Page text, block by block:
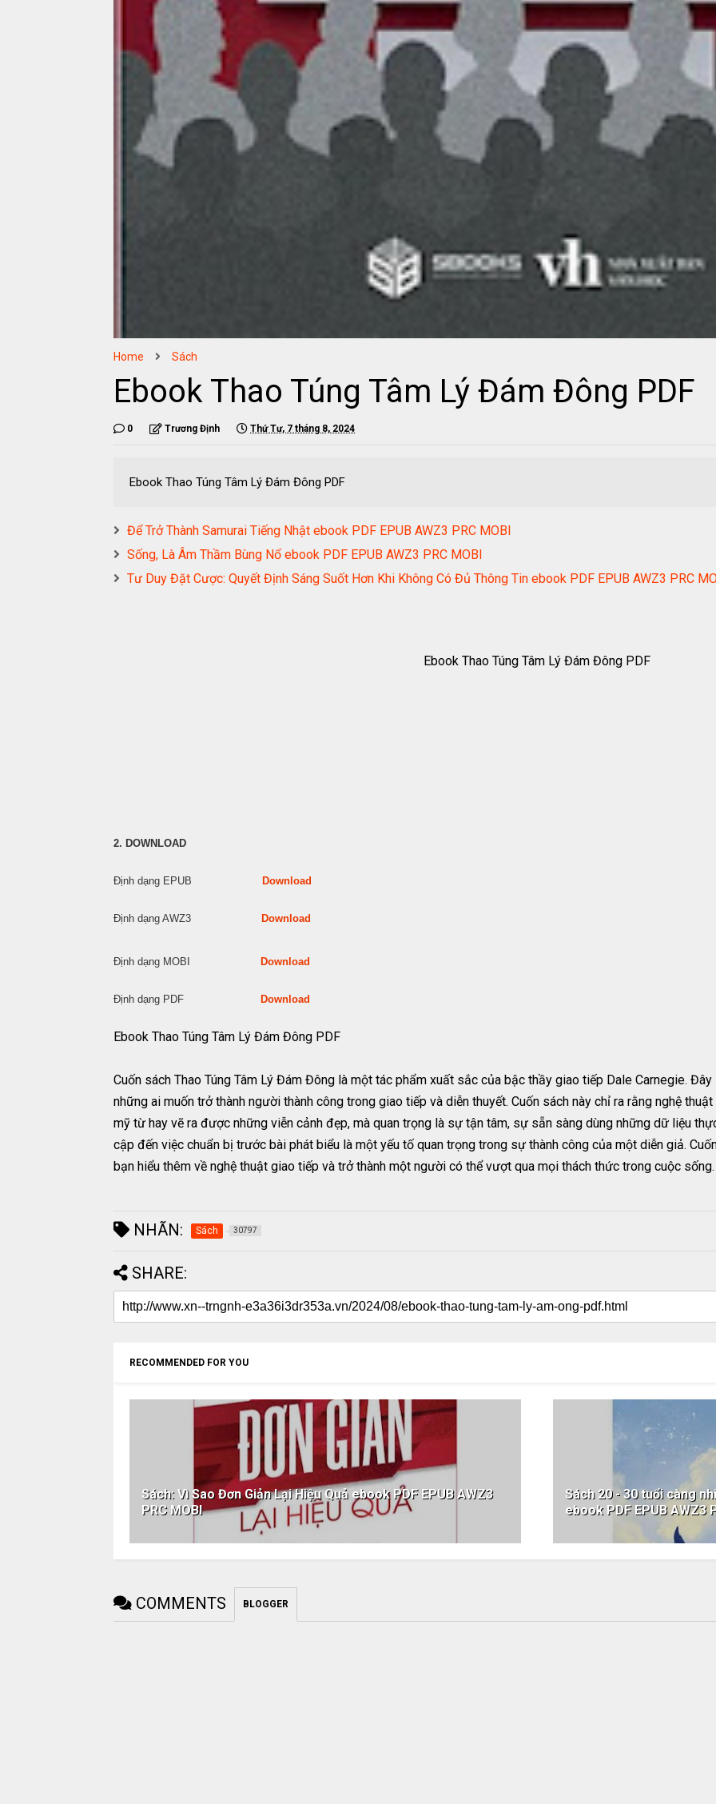
Home Sách
Ebook Thao Túng Tâm Lý Đám Đông PDF
0 Trương Định Thứ Tư, 7 tháng 8, 2024
Ebook Thao Túng Tâm Lý Đám Đông PDF
Để Trở Thành Samurai Tiếng Nhật ebook PDF EPUB AWZ3 PRC MOBI
Sống, Là Âm Thầm Bùng Nổ ebook PDF EPUB AWZ3 PRC MOBI
Tư Duy Đặt Cược: Quyết Định Sáng Suốt Hơn Khi Không Có Đủ Thông Tin ebook PDF EPUB AWZ3 PRC
Ebook Thao Túng Tâm Lý Đám Đông PDF
2. DOWNLOAD
Định dạng EPUB Download
Định dạng AWZ3 Download
Định dạng MOBI Download
Định dạng PDF Download
Ebook Thao Túng Tâm Lý Đám Đông PDF
Cuốn sách Thao Túng Tâm Lý Đám Đông là một tác phẩm xuất sắc của bậc thầy giao tiếp Dale Carnegie.
những ai muốn trở thành người thành công trong giao tiếp và diễn thuyết. Cuốn sách này chỉ ra rằng nghệ
mỹ từ hay vẽ ra được những viễn cảnh đẹp, mà quan trọng là sự tận tâm, sự sẵn sàng dùng những dữ liệu
cập đến việc chuẩn bị trước bài phát biểu là một yếu tố quan trọng trong sự thành công của một diễn giả.
bạn hiểu thêm về nghệ thuật giao tiếp và trở thành một người có thể vượt qua mọi thách thức trong cuộc sống.
NHÃN: Sách 30797
SHARE:
RECOMMENDED FOR YOU
Sách: Vì Sao Đơn Giản Lại Hiệu Quả ebook PDF EPUB AWZ3
PRC MOBI
Sách 20 - 30 tuổi càng
ebook PDF EPUB AWZ3
COMMENTS BLOGGER